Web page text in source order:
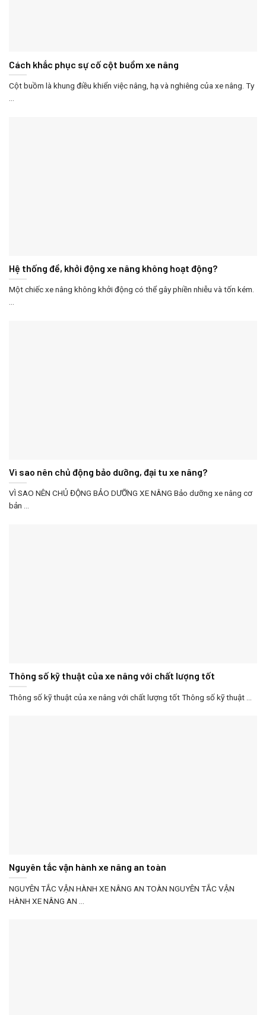
Cách khắc phục sự cố cột buồm xe nâng
Cột buồm là khung điều khiển việc nâng, hạ và nghiêng của xe nâng. Ty
Hệ thống đề, khởi động xe nâng không hoạt động?
Một chiếc xe nâng không khởi động có thể gây phiền nhiễu và tốn kém.
...
Vì sao nên chủ động bảo dưỡng, đại tu xe nâng?
VÌ SAO NÊN CHỦ ĐỘNG BẢO DƯỠNG XE NÂNG Bảo dưỡng xe nâng cơ
bản ...
Thông số kỹ thuật của xe nâng với chất lượng tốt
Thông số kỹ thuật của xe nâng với chất lượng tốt Thông số kỹ thuật ...
Nguyên tắc vận hành xe nâng an toàn
NGUYÊN TẮC VẬN HÀNH XE NÂNG AN TOÀN NGUYÊN TẮC VẬN
HÀNH XE NÂNG AN ...